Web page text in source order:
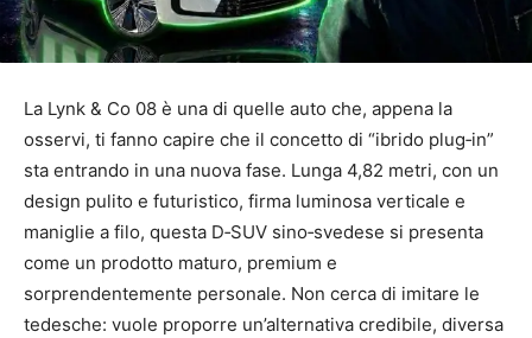
La Lynk & Co 08 è una di quelle auto che, appena la
osservi, ti fanno capire che il concetto di “ibrido plug‑in”
sta entrando in una nuova fase. Lunga 4,82 metri, con un
design pulito e futuristico, firma luminosa verticale e
maniglie a filo, questa D‑SUV sino‑svedese si presenta
come un prodotto maturo, premium e
sorprendentemente personale. Non cerca di imitare le
tedesche: vuole proporre un’alternativa credibile, diversa